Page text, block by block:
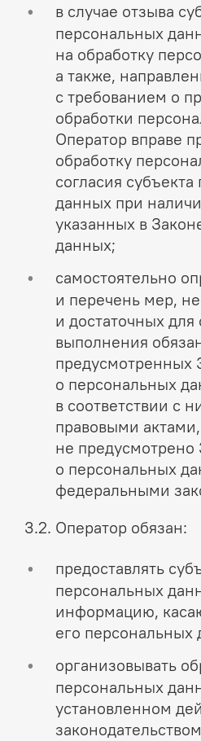
в случае отзыва
персональных
на обработку
а также,
с требованием о
обработки
Оператор вправе
обработку
согласия
данных при
указанных в
данных;
самостоятельно
и перечень мер,
и достаточных
выполнения
предусмотренных
о персональных
в соответствии с
правовыми
не предусмотрено
о персональных
федеральными
3.2. Оператор обязан:
предоставлять
персональных
информацию,
его персональных
организовывать
персональных
установленном